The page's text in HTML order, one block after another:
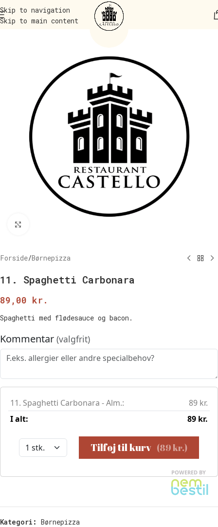
Skip to navigation
Skip to main content
Forside/Børnepizza
11. Spaghetti Carbonara
89,00 kr.
Spaghetti med flødesauce og bacon.
Kategori: Børnepizza